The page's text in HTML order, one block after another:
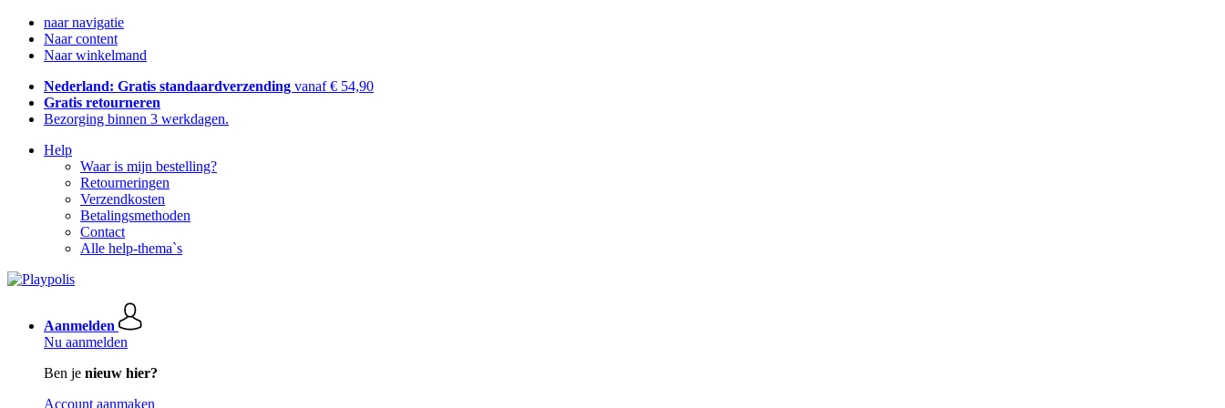
naar navigatie
Naar content
Naar winkelmand
Nederland: Gratis standaardverzending vanaf € 54,90
Gratis retourneren
Bezorging binnen 3 werkdagen.
Help
Waar is mijn bestelling?
Retourneringen
Verzendkosten
Betalingsmethoden
Contact
Alle help-thema`s
Aanmelden
Nu aanmelden
Ben je nieuw hier?
Account aanmaken